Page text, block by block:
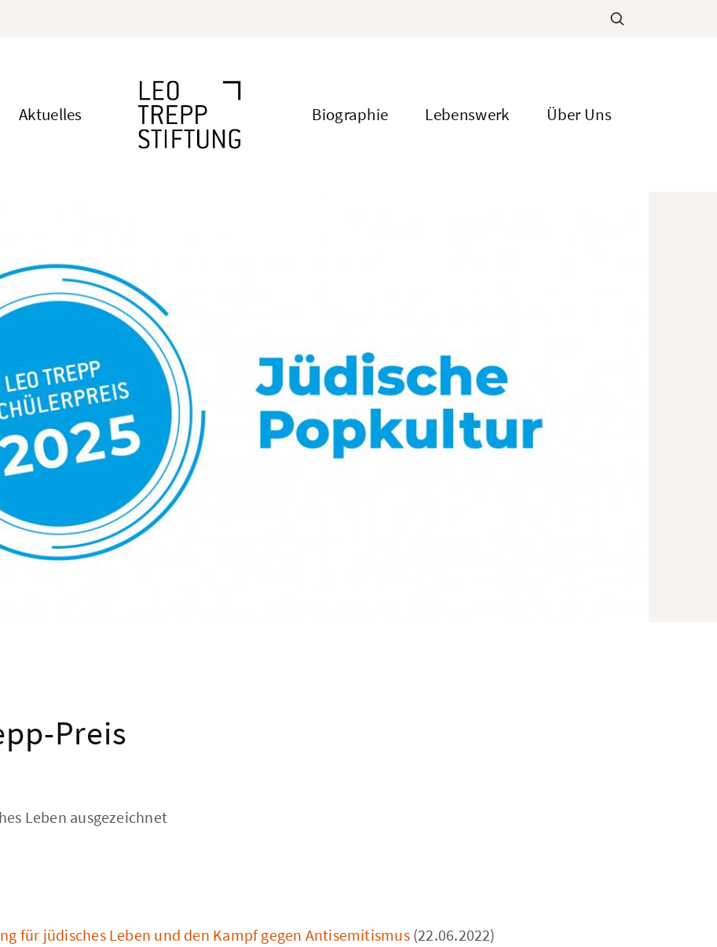
Hauptnavigation
Aktuelles Biographie Lebenswerk Über Uns
Preis
Leben ausgezeichnet
für jüdisches Leben und den Kampf gegen Antisemitismus(22.06.2022)